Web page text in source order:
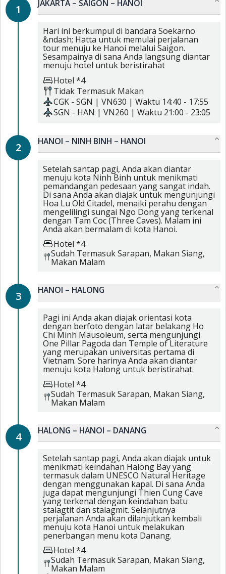
1 JAKARTA – SAIGON – HANOI
Hari ini berkumpul di bandara Soekarno
&ndash; Hatta untuk memulai perjalanan
tour menuju ke Hanoi melalui Saigon.
Sesampainya di sana Anda langsung diantar
menuju hotel untuk beristirahat
Hotel *4
Tidak Termasuk Makan
CGK - SGN | VN630 | Waktu 14:40 - 17:55
SGN - HAN | VN260 | Waktu 21:00 - 23:05
2 HANOI – NINH BINH – HANOI
Setelah santap pagi, Anda akan diantar
menuju kota Ninh Binh untuk menikmati
pemandangan pedesaan yang sangat indah.
Di sana Anda akan diajak untuk mengunjungi
Hoa Lu Old Citadel, menaiki perahu dengan
mengelilingi sungai Ngo Dong yang terkenal
dengan Tam Coc (Three Caves). Malam ini
Anda akan bermalam di kota Hanoi.
Hotel *4
Sudah TermasukSarapan, Makan Siang,
Makan Malam
3 HANOI – HALONG
Pagi ini Anda akan diajak orientasi kota
dengan berfoto dengan latar belakang Ho
Chi Minh Mausoleum, serta mengunjungi
One Pillar Pagoda dan Temple of Literature
yang merupakan universitas pertama di
Vietnam. Sore harinya Anda akan diantar
menuju kota Halong untuk beristirahat.
Hotel *4
Sudah TermasukSarapan, Makan Siang,
Makan Malam
4 HALONG – HANOI – DANANG
Setelah santap pagi, Anda akan diajak untuk
menikmati keindahan Halong Bay yang
termasuk dalam UNESCO Natural Heritage
dengan menggunakan kapal. Di sana Anda
juga dapat mengunjungi Thien Cung Cave
yang terkenal dengan keindahan batu
stalagtit dan stalagmit. Selanjutnya
perjalanan Anda akan dilanjutkan kembali
menuju kota Hanoi untuk melakukan
penerbangan menu kota Danang.
Hotel *4
Sudah TermasukSarapan, Makan Siang,
Makan Malam